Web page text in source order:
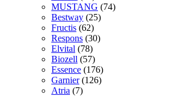
MUSTANG (74)
Bestway (25)
Fructis (62)
Respons (30)
Elvital (78)
Biozell (57)
Essence (176)
Garnier (126)
Atria (7)